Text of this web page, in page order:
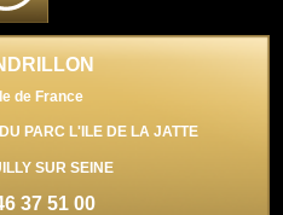
de France
PARC L'ILE DE LA JATTE
SUR SEINE
37 51 00